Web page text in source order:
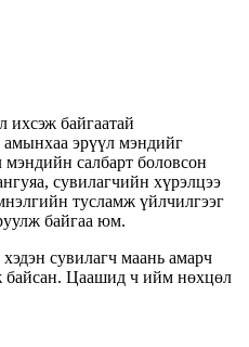
ихсэж байгаатай
амынхаа эрүүл мэндийг
мэндийн салбарт боловсон
сувилагчийн хүрэлцээ
тусламж үйлчилгээг
байгаа юм.
сувилагч маань амарч
байсан. Цаашид ч ийм нөхцөл